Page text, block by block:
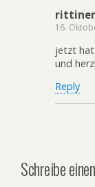
rittiner
16.
jetzt hat
und
Reply
Schreibe